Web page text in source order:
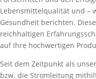
Lebensmittelqualität und –
Gesundheit berichten.
reichhaltigen
auf Ihre hochwertigen
Seit dem Zeitpunkt als
bzw. die Stromleitung